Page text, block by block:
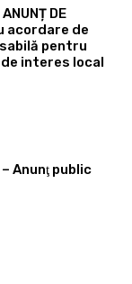
DE
acordare de
pentru
interes local
– Anunţ public